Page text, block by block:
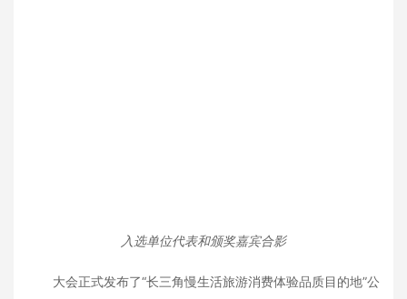
入选单位代表和颁奖嘉宾合影
大会正式发布了“长三角慢生活旅游消费体验品质目的地”公